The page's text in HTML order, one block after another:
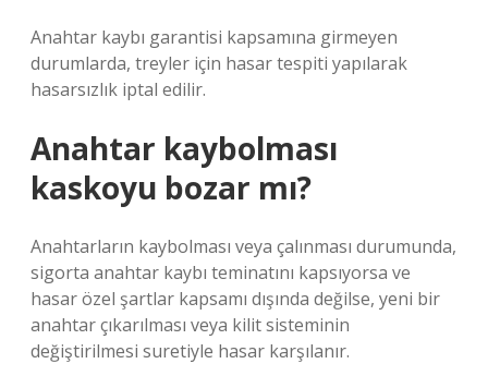
Anahtar kaybı garantisi kapsamına girmeyen
durumlarda, treyler için hasar tespiti yapılarak
hasarsızlık iptal edilir.
Anahtar kaybolması
kaskoyu bozar mı?
Anahtarların kaybolması veya çalınması durumunda,
sigorta anahtar kaybı teminatını kapsıyorsa ve
hasar özel şartlar kapsamı dışında değilse, yeni bir
anahtar çıkarılması veya kilit sisteminin
değiştirilmesi suretiyle hasar karşılanır.